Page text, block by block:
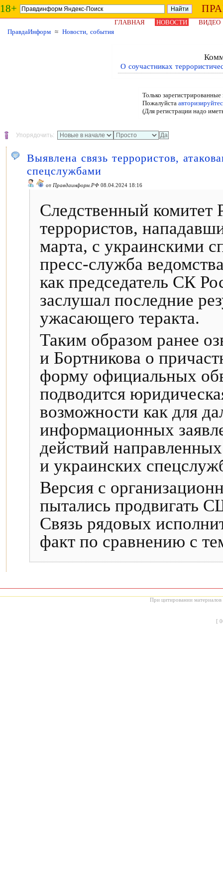
18+
ГЛАВНАЯ НОВОСТИ
ВИДЕО
ПравдаИнформ ≈ Новости, события
О соучастниках
Только
Пожалуйста
(Для регистрации надо
Упорядочить:
Выявлена связь террористов,
спецслужбами
от Правдаинформ.РФ 08.04.2024 18:16
Следственный комитет
террористов,
марта, с украинскими
пресс-служба
как председатель СК
заслушал последние
ужасающего теракта.
Таким образом ранее
и Бортникова о
форму официальных
подводится
возможности как для
информационных
действий
и украинских
Версия с
пытались продвигать
Связь рядовых
факт по сравнению с
При цитировании материалов
[